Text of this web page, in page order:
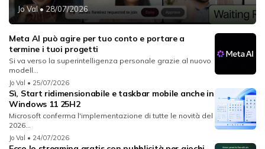
Jo Val• 28/07/2026
Meta AI può agire per tuo conto e portare a
termine i tuoi progetti
Si va verso la superintelligenza personale grazie al nuovo
modell...
Jo Val • 25/07/2026
Sì, Start ridimensionabile e taskbar mobile anche in
Windows 11 25H2
Microsoft conferma l'implementazione di tutte le novità del
2026...
Jo Val • 24/07/2026